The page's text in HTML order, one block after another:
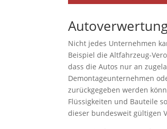
Nicht jedes Unternehmen
Beispiel die Altfahrzeug-
dass die Autos nur an
Demontageunternehmen
zurückgegeben werden
Flüssigkeiten und Bauteile
dieser bundesweit gültigen